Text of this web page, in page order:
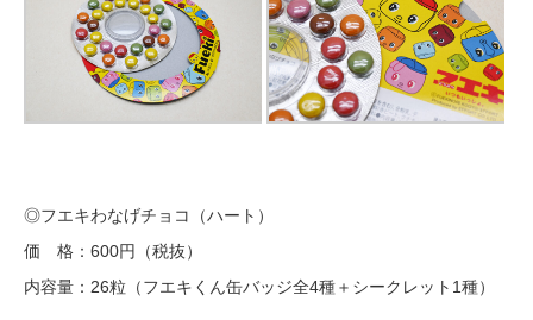
◎フエキわなげチョコ（ハート）
価 格：600円（税抜）
内容量：26粒（フエキくん缶バッジ全4種＋シークレット1種）